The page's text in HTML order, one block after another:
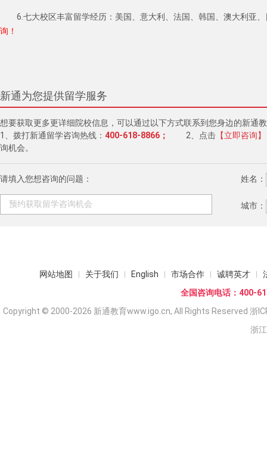
6.七大校区丰富留学经历：美国、意大利、法国、韩国、澳大利亚
询！
新通为您提供留学服务
想要获取更多更详细院校信息，可以通过以下方式联系到您身边的新通
1、拨打新通留学咨询热线： 400-618-8866； 2、点击 【立即咨询】
询机会。
请填入您想咨询的问题： 姓名：
城市：
网站地图 关于我们 English 市场合作 诚聘英才
全国咨询电话：400-
Copyright © 2000-2026 新通教育www.igo.cn, All Rights Reserved 浙
浙